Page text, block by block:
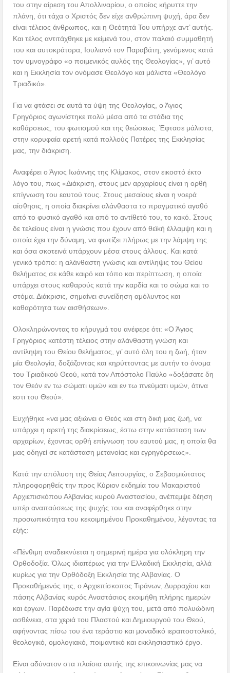
του στην αίρεση του Απολλιναρίου, ο οποίος κήρυττε την
πλάνη, ότι τάχα ο Χριστός δεν είχε ανθρώπινη ψυχή, άρα δεν
είναι τέλειος άνθρωπος, και η Θεότητά Του υπήρχε αντ’ αυτής.
Και τέλος αντιτάχθηκε με κείμενά του, στον παλαιό συμμαθητή
του και αυτοκράτορα, Ιουλιανό τον Παραβάτη, γενόμενος κατά
τον υμνογράφο «ο ποιμενικός αυλός της Θεολογίας», γι’ αυτό
και η Εκκλησία τον ονόμασε Θεολόγο και μάλιστα «Θεολόγο
Τριαδικό».
Για να φτάσει σε αυτά τα ύψη της Θεολογίας, ο Άγιος
Γρηγόριος αγωνίστηκε πολύ μέσα από τα στάδια της
καθάρσεως, του φωτισμού και της θεώσεως. Έφτασε μάλιστα,
στην κορυφαία αρετή κατά πολλούς Πατέρες της Εκκλησίας
μας, την διάκριση.
Αναφέρει ο Άγιος Ιωάννης της Κλίμακος, στον εικοστό έκτο
λόγο του, πως «Διάκριση, στους μεν αρχαρίους είναι η ορθή
επίγνωση του εαυτού τους. Στους μεσαίους είναι η νοερά
αίσθησις, η οποία διακρίνει αλάνθαστα το πραγματικό αγαθό
από το φυσικό αγαθό και από το αντίθετό του, το κακό. Στους
δε τελείους είναι η γνώσις που έχουν από θεϊκή έλλαμψη και η
οποία έχει την δύναμη, να φωτίζει πλήρως με την λάμψη της
και όσα σκοτεινά υπάρχουν μέσα στους άλλους. Και κατά
γενικό τρόπο: η αλάνθαστη γνώσις και αντίληψις του Θείου
θελήματος σε κάθε καιρό και τόπο και περίπτωση, η οποία
υπάρχει στους καθαρούς κατά την καρδία και το σώμα και το
στόμα. Διάκρισις, σημαίνει συνείδηση αμόλυντος και
καθαρότητα των αισθήσεων».
Ολοκληρώνοντας το κήρυγμά του ανέφερε ότι: «Ο Άγιος
Γρηγόριος κατέστη τέλειος στην αλάνθαστη γνώση και
αντίληψη του Θείου θελήματος, γι’ αυτό όλη του η ζωή, ήταν
μία Θεολογία, δοξάζοντας και κηρύττοντας με αυτήν το όνομα
του Τριαδικού Θεού, κατά τον Απόστολο Παύλο «δοξάσατε δη
τον Θεόν εν τω σώματι υμών και εν τω πνεύματι υμών, άτινα
εστι του Θεού».
Ευχήθηκε «να μας αξιώνει ο Θεός και στη δική μας ζωή, να
υπάρχει η αρετή της διακρίσεως, έστω στην κατάσταση των
αρχαρίων, έχοντας ορθή επίγνωση του εαυτού μας, η οποία θα
μας οδηγεί σε κατάσταση μετανοίας και εγρηγόρσεως».
Κατά την απόλυση της Θείας Λειτουργίας, ο Σεβασμιώτατος
πληροφορηθείς την προς Κύριον εκδημία του Μακαριστού
Αρχιεπισκόπου Αλβανίας κυρού Αναστασίου, ανέπεμψε δέηση
υπέρ αναπαύσεως της ψυχής του και αναφέρθηκε στην
προσωπικότητα του κεκοιμημένου Προκαθημένου, λέγοντας τα
εξής:
«Πένθιμη αναδεικνύεται η σημερινή ημέρα για ολόκληρη την
Ορθοδοξία. Όλως ιδιαιτέρως για την Ελλαδική Εκκλησία, αλλά
κυρίως για την Ορθόδοξη Εκκλησία της Αλβανίας. Ο
Προκαθήμενός της, ο Αρχιεπίσκοπος Τιράνων, Δυρραχίου και
πάσης Αλβανίας κυρός Αναστάσιος εκοιμήθη πλήρης ημερών
και έργων. Παρέδωσε την αγία ψύχη του, μετά από πολυώδινη
ασθένεια, στα χεριά του Πλαστού και Δημιουργού του Θεού,
αφήνοντας πίσω του ένα τεράστιο και μοναδικό ιεραποστολικό,
θεολογικό, ομολογιακό, ποιμαντικό και εκκλησιαστικό έργο.
Είναι αδύνατον στα πλαίσια αυτής της επικοινωνίας μας να